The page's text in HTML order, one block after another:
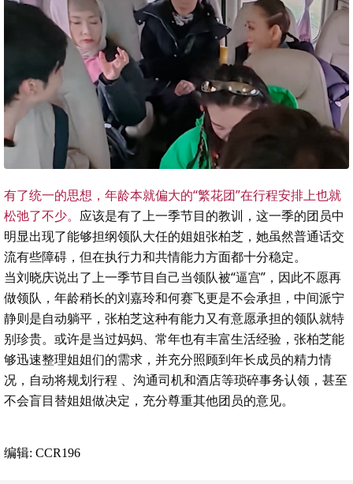
有了统一的思想，年龄本就偏大的“繁花团”在行程安排上也就
松弛了不少。 应该是有了上一季节目的教训，这一季的团员中
明显出现了能够担纲领队大任的姐姐张柏芝，她虽然普通话交
流有些障碍，但在执行力和共情能力方面都十分稳定。
当刘晓庆说出了上一季节目自己当领队被“逼宫”，因此不愿再
做领队，年龄稍长的刘嘉玲和何赛飞更是不会承担，中间派宁
静则是自动躺平，张柏芝这种有能力又有意愿承担的领队就特
别珍贵。或许是当过妈妈、常年也有丰富生活经验，张柏芝能
够迅速整理姐姐们的需求，并充分照顾到年长成员的精力情
况，自动将规划行程 、沟通司机和酒店等琐碎事务认领，甚至
不会盲目替姐姐做决定，充分尊重其他团员的意见。
编辑: CCR196